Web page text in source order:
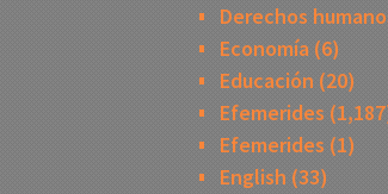
Derechos
Economía (6)
Educación (20)
Efemerides
Efemerides (1)
English (33)